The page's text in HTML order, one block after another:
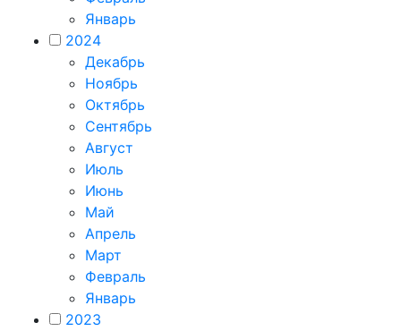
Январь
2024
Декабрь
Ноябрь
Октябрь
Сентябрь
Август
Июль
Июнь
Май
Апрель
Март
Февраль
Январь
2023